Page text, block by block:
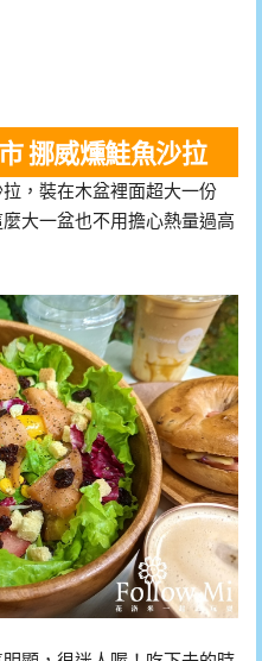
挪威燻鮭魚沙拉
，裝在木盆裡面超大一份
大一盆也不用擔心熱量過高